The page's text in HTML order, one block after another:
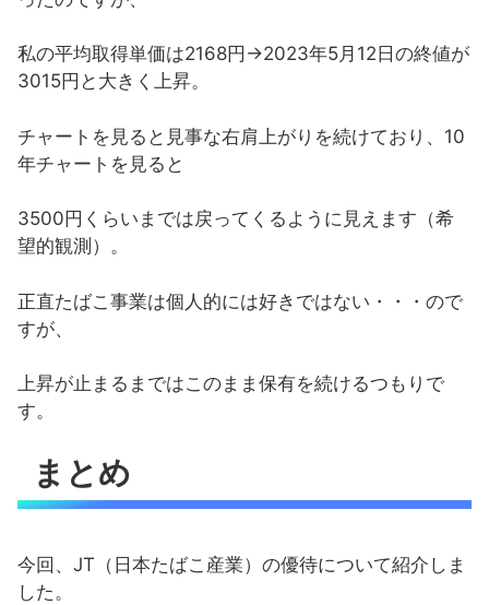
私の平均取得単価は2168円→2023年5月12日の終値が
3015円と大きく上昇。
チャートを見ると見事な右肩上がりを続けており、10
年チャートを見ると
3500円くらいまでは戻ってくるように見えます（希
望的観測）。
正直たばこ事業は個人的には好きではない・・・ので
すが、
上昇が止まるまではこのまま保有を続けるつもりで
す。
まとめ
今回、JT（日本たばこ産業）の優待について紹介しま
した。